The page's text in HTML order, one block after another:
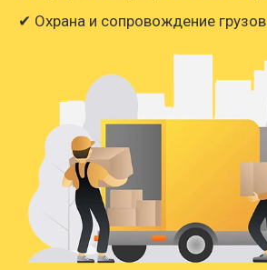
✔ Охрана и сопровождение грузов